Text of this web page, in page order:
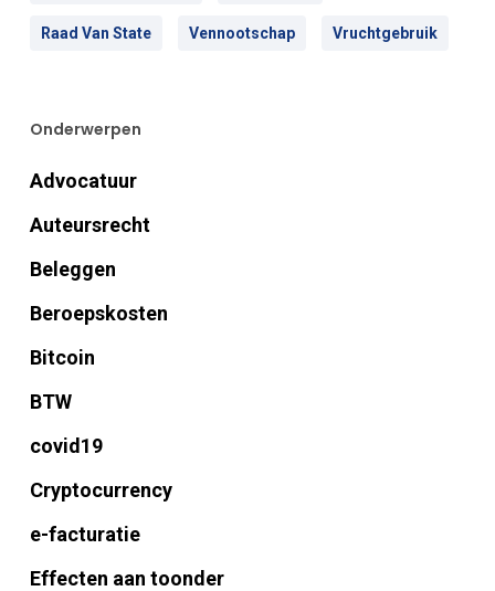
Raad Van State Vennootschap Vruchtgebruik
Onderwerpen
Advocatuur
Auteursrecht
Beleggen
Beroepskosten
Bitcoin
BTW
covid19
Cryptocurrency
e-facturatie
Effecten aan toonder